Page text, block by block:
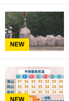
NEW